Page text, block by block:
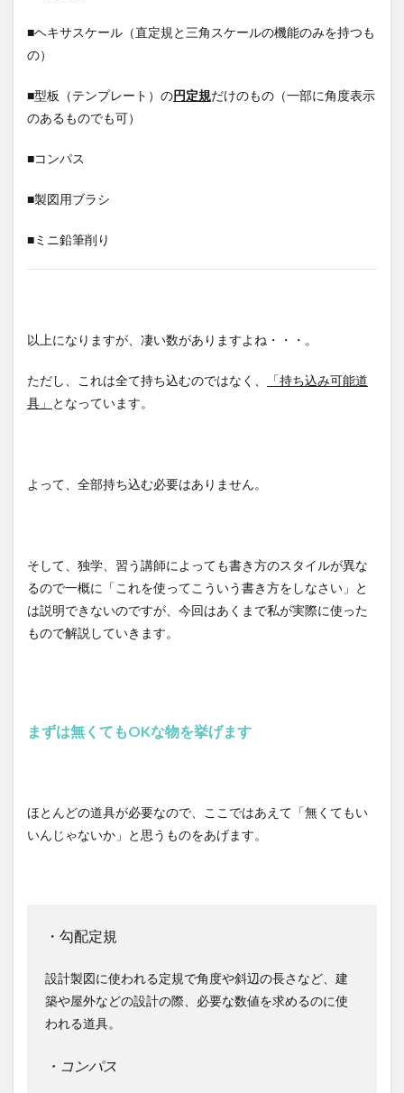
■ヘキサスケール（直定規と三角スケールの機能のみを持つも
の）
■型板（テンプレート）の円定規だけのもの（一部に角度表示
のあるものでも可）
■コンパス
■製図用ブラシ
■ミニ鉛筆削り
以上になりますが、凄い数がありますよね・・・。
ただし、これは全て持ち込むのではなく、
「持ち込み可能道
具」 となっています。
よって、全部持ち込む必要はありません。
そして、独学、習う講師によっても書き方のスタイルが異な
るので一概に「これを使ってこういう書き方をしなさい」と
は説明できないのですが、今回はあくまで私が実際に使った
もので解説していきます。
まずは無くてもOKな物を挙げます
ほとんどの道具が必要なので、ここではあえて「無くてもい
いんじゃないか」と思うものをあげます。
・勾配定規
設計製図に使われる定規で角度や斜辺の長さなど、建
築や屋外などの設計の際、必要な数値を求めるのに使
われる道具。
・コンパス